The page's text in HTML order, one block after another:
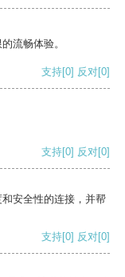
流畅体验。
支持[0] 反对[0]
支持[0] 反对[0]
安全性的连接，并帮
支持[0] 反对[0]